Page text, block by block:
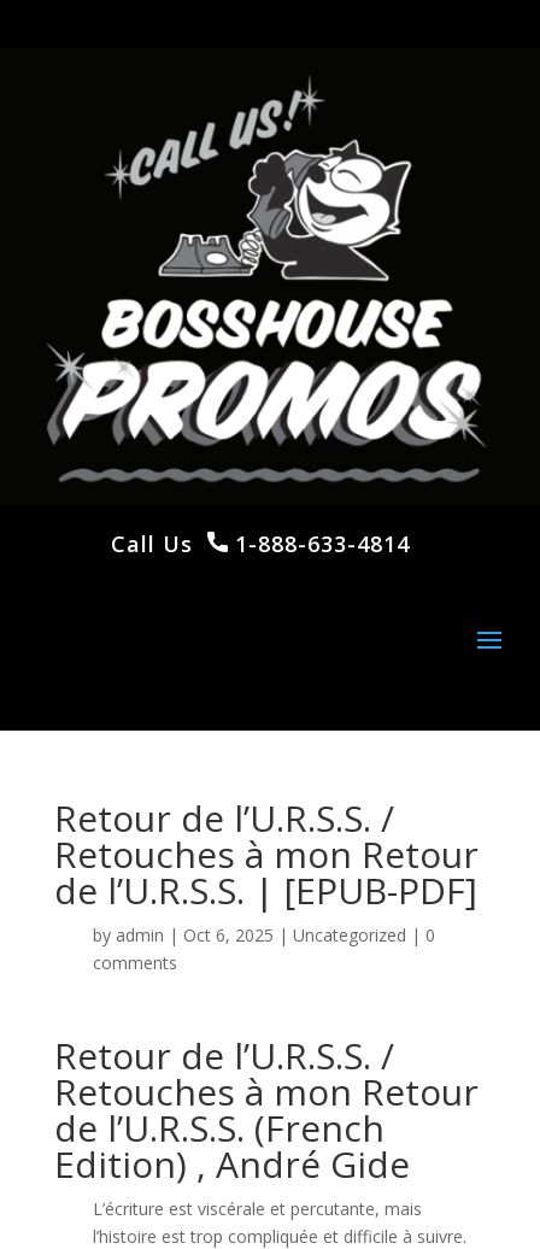
Call Us 1-888-633-4814
Retour de l’U.R.S.S. /
Retouches à mon Retour
de l’U.R.S.S. | [EPUB-PDF]
by admin | Oct 6, 2025 | Uncategorized | 0
comments
Retour de l’U.R.S.S. /
Retouches à mon Retour
de l’U.R.S.S. (French
Edition) , André Gide
L’écriture est viscérale et percutante, mais
l’histoire est trop compliquée et difficile à suivre.